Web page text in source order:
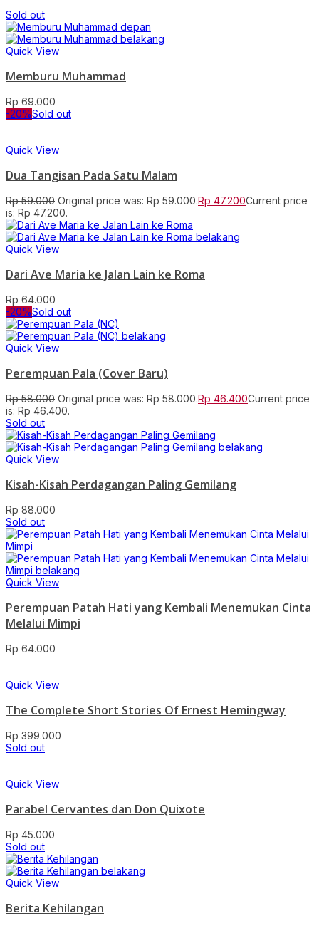
Sold out
Quick View
Memburu Muhammad
Rp 69.000
-20%Sold out
Quick View
Dua Tangisan Pada Satu Malam
Rp59.000 Original price was: Rp 59.000.Rp 47.200Current price
is: Rp 47.200.
Quick View
Dari Ave Maria ke Jalan Lain ke Roma
Rp 64.000
-20%Sold out
Quick View
Perempuan Pala (Cover Baru)
Rp58.000 Original price was: Rp 58.000.Rp 46.400Current price
is: Rp 46.400.
Sold out
Quick View
Kisah-Kisah Perdagangan Paling Gemilang
Rp 88.000
Sold out
Quick View
Perempuan Patah Hati yang Kembali Menemukan Cinta
Melalui Mimpi
Rp 64.000
Quick View
The Complete Short Stories Of Ernest Hemingway
Rp 399.000
Sold out
Quick View
Parabel Cervantes dan Don Quixote
Rp 45.000
Sold out
Quick View
Berita Kehilangan